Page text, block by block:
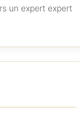
un expert expert